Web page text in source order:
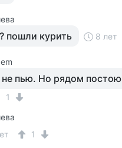
пошли курить 8 лет
пью. Но рядом постою
1
1